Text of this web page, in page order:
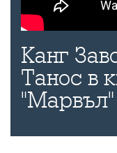
Канг
Танос в
"Марвъл"